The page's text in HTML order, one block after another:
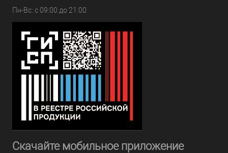
Пн-Вс: с 09:00 до 21:00
Скачайте мобильное приложение